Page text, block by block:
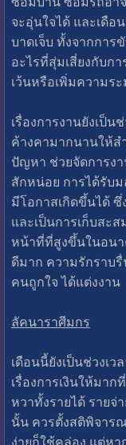
จะอุ่นใจได้ และเดือ
บาดเจ็บ ทั้งจากกา
อะไรที่สุ่มเสี่ยงกับก
เว้นหรือเพิ่มความร
เรื่องการงานยังเป็น
ค้างคามากนานให้ส
ปัญหา ช่วยจัดการง
สักหน่อย การได้รับ
มีโอกาสเกิดขึ้นได้ ซึ่
และเป็นการเก็บสะ
หน้าที่ที่สูงขึ้นในอนา
ดีมาก ความรักราบ
คนถูกใจ ได้แต่งงาน
ลัคนาราศีมกร
เดือนนี้ยังเป็นช่วงเ
เรื่องการเงินให้มา
หวาทั้งรายได้ ราย
นั้น ควรตั้งสติพิจาร
ง่ายก็ใช้คล่อง แต่หา